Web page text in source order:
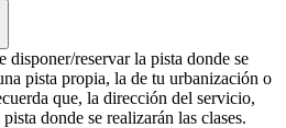
disponer/reservar la pista donde se
pista propia, la de tu urbanización o
que, la dirección del servicio,
donde se realizarán las clases.